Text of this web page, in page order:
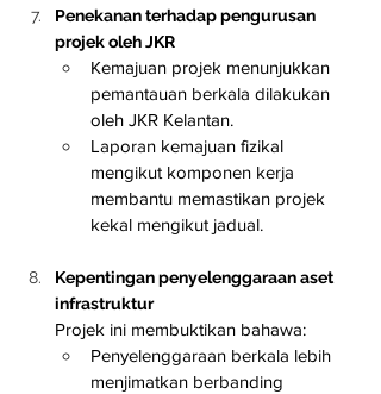
Penekanan terhadap pengurusan
projek oleh JKR
Kemajuan projek menunjukkan
pemantauan berkala dilakukan
oleh JKR Kelantan.
Laporan kemajuan fizikal
mengikut komponen kerja
membantu memastikan projek
kekal mengikut jadual.
Kepentingan penyelenggaraan aset
infrastruktur
Projek ini membuktikan bahawa:
Penyelenggaraan berkala lebih
menjimatkan berbanding